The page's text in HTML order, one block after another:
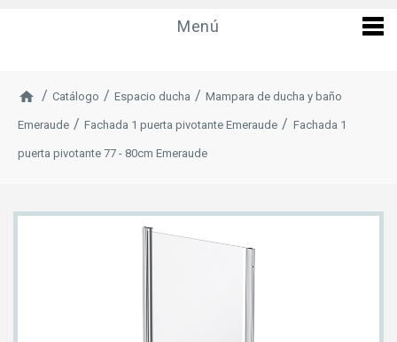
Menú
Catálogo Espacio ducha Mampara de ducha y baño
Emeraude Fachada 1 puerta pivotante Emeraude Fachada 1
puerta pivotante 77 - 80cm Emeraude